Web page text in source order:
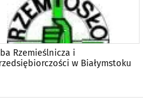
Rzemieślnicza i
w Białymstoku